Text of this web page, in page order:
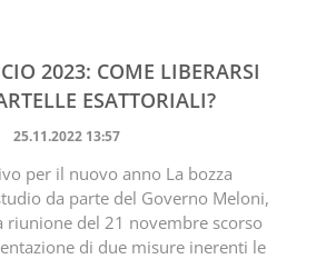
2023: COME LIBERARSI
ESATTORIALI?
25.11.2022 13:57
per il nuovo anno La bozza
da parte del Governo Meloni,
riunione del 21 novembre scorso
di due misure inerenti le